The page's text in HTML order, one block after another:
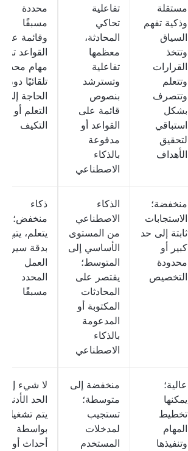
مستقلة
وذكية تفهم
السياق
وتتخذ
القرارات
وتتعلم
وتتصرف
بشكل
استباقي
لتحقيق
الأهداف
تفاعلية
تحاكي
المحادثة،
معظمها
تفاعلية
وتسترشد
بنصوص
قائمة على
القواعد أو
مدفوعة
بالذكاء
الاصطناعي
محددة
مسبقًا
وقائمة على
القواعد تنفذ
مهام محددة
تلقائيًا دون
الحاجة إلى
التعلم أو
التكيف
منخفضة؛
الاستجابات
ثابتة إلى حد
كبير أو
محدودة
التخصيص
الذكاء
الاصطناعي
من المستوى
الأساسي إلى
المتوسط؛
يقتصر على
المحادثات
المكتوبة أو
المدعومة
بالذكاء
الاصطناعي
ذكاء
منخفض؛ لا
يتعلم، يتبع
بدقة سير
العمل
المحدد
مسبقًا
عالية؛
يمكنها
تخطيط
المهام
وتنفيذها
منخفضة إلى
متوسطة؛
تستجيب
لمدخلات
المستخدم
لا شيء إلى
الحد الأدنى؛
يتم تشغيلها
بواسطة
أحداث أو